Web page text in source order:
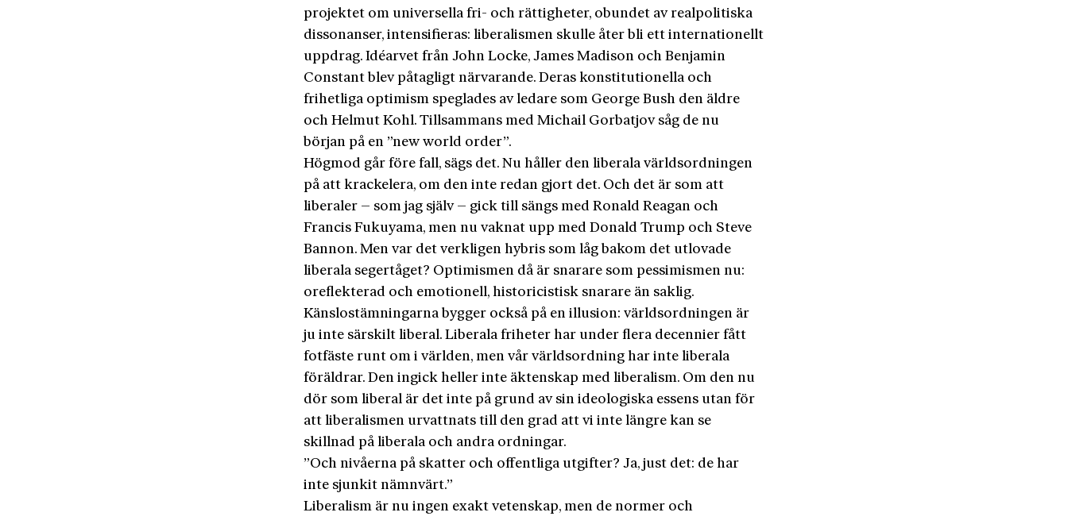
projektet om universella fri- och rättigheter, obundet av realpolitiska
dissonanser, intensifieras: liberalismen skulle åter bli ett internationellt
uppdrag. Idéarvet från John Locke, James Madison och Benjamin
Constant blev påtagligt närvarande. Deras konstitutionella och
frihetliga optimism speglades av ledare som George Bush den äldre
och Helmut Kohl. Tillsammans med Michail Gorbatjov såg de nu
början på en ”new world order”.
Högmod går före fall, sägs det. Nu håller den liberala världsordningen
på att krackelera, om den inte redan gjort det. Och det är som att
liberaler – som jag själv – gick till sängs med Ronald Reagan och
Francis Fukuyama, men nu vaknat upp med Donald Trump och Steve
Bannon. Men var det verkligen hybris som låg bakom det utlovade
liberala segertåget? Optimismen då är snarare som pessimismen nu:
oreflekterad och emotionell, historicistisk snarare än saklig.
Känslostämningarna bygger också på en illusion: världsordningen är
ju inte särskilt liberal. Liberala friheter har under flera decennier fått
fotfäste runt om i världen, men vår världsordning har inte liberala
föräldrar. Den ingick heller inte äktenskap med liberalism. Om den nu
dör som liberal är det inte på grund av sin ideologiska essens utan för
att liberalismen urvattnats till den grad att vi inte längre kan se
skillnad på liberala och andra ordningar.
”Och nivåerna på skatter och offentliga utgifter? Ja, just det: de har
inte sjunkit nämnvärt.”
Liberalism är nu ingen exakt vetenskap, men de normer och